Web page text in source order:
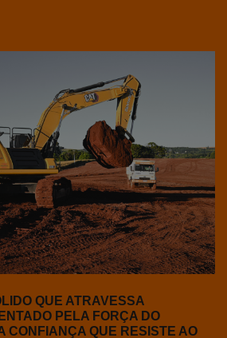
QUE ATRAVESSA
PELA FORÇA DO
CONFIANÇA QUE RESISTE AO